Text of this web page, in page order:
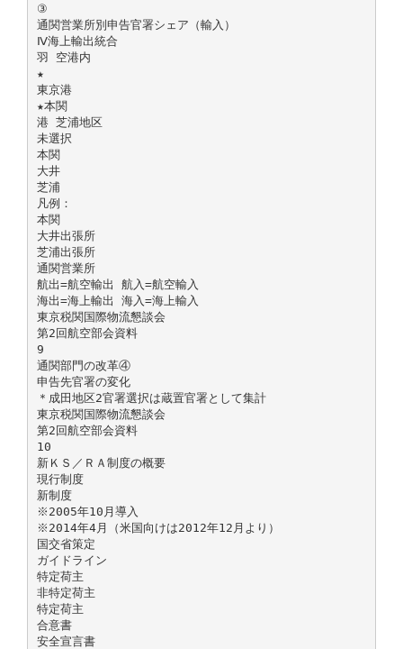
③
通関営業所別申告官署シェア（輸入）
Ⅳ海上輸出統合
羽 空港内
★
東京港
★本関
港 芝浦地区
未選択
本関
大井
芝浦
凡例：
本関
大井出張所
芝浦出張所
通関営業所
航出=航空輸出 航入=航空輸入
海出=海上輸出 海入=海上輸入
東京税関国際物流懇談会
第2回航空部会資料
9
通関部門の改革④
申告先官署の変化
＊成田地区2官署選択は蔵置官署として集計
東京税関国際物流懇談会
第2回航空部会資料
10
新ＫＳ／ＲＡ制度の概要
現行制度
新制度
※2005年10月導入
※2014年4月（米国向けは2012年12月より）
国交省策定
ガイドライン
特定荷主
非特定荷主
特定荷主
合意書
安全宣言書